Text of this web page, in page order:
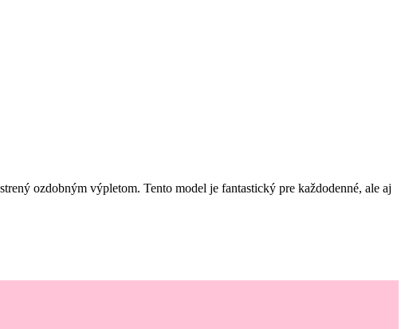
ozdobným výpletom. Tento model je fantastický pre každodenné, ale aj